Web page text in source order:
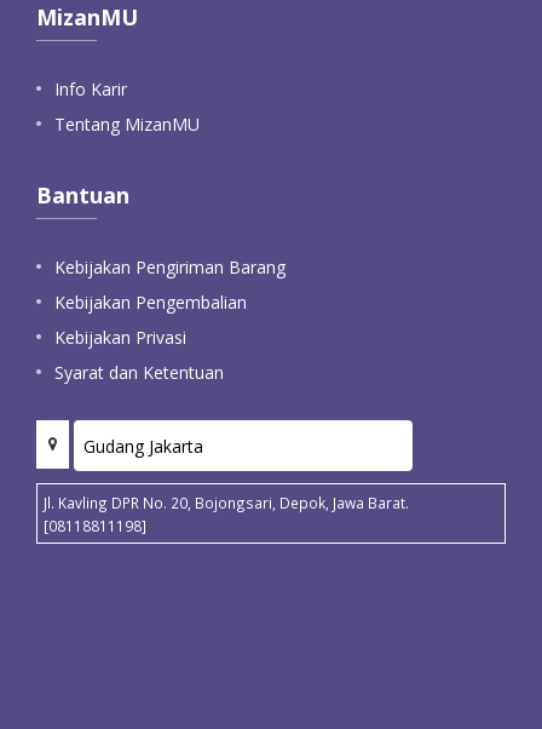
MizanMU
Info Karir
Tentang MizanMU
Bantuan
Kebijakan Pengiriman Barang
Kebijakan Pengembalian
Kebijakan Privasi
Syarat dan Ketentuan
Jl. Kavling DPR No. 20, Bojongsari, Depok, Jawa Barat.
[08118811198]